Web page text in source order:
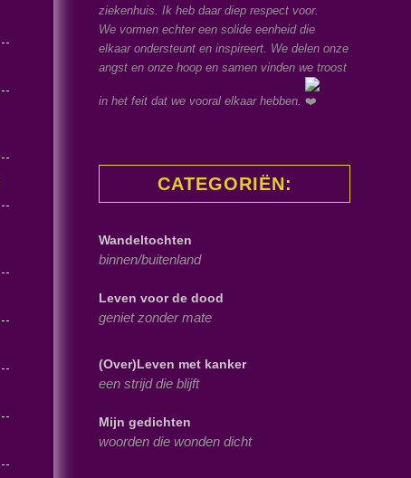
ziekenhuis. Ik heb daar diep respect voor.
We vormen echter een solide eenheid die
elkaar ondersteunt en inspireert. We delen onze
angst en onze hoop en samen vinden we troost
in het feit dat we vooral elkaar hebben.
CATEGORIËN:
Wandeltochten
binnen/buitenland
Leven voor de dood
geniet zonder mate
(Over)Leven met kanker
een strijd die blijft
Mijn gedichten
woorden die wonden dicht